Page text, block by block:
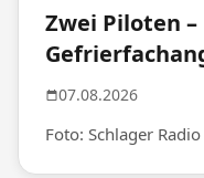
Zwei Piloten –
07.08.2026
Foto: Schlager Radio